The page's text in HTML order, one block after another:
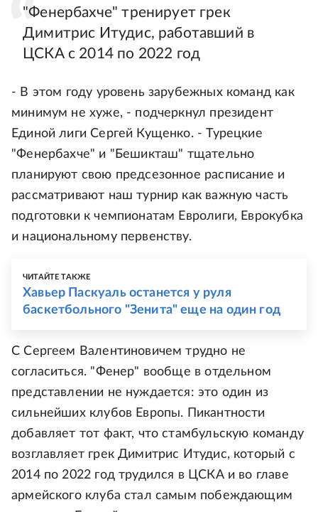
"Фенербахче" тренирует грек
Димитрис Итудис, работавший в
ЦСКА с 2014 по 2022 год
- В этом году уровень зарубежных команд как
минимум не хуже, - подчеркнул президент
Единой лиги Сергей Кущенко. - Турецкие
"Фенербахче" и "Бешикташ" тщательно
планируют свою предсезонное расписание и
рассматривают наш турнир как важную часть
подготовки к чемпионатам Евролиги, Еврокубка
и национальному первенству.
ЧИТАЙТЕ ТАКЖЕ
Хавьер Паскуаль останется у руля
баскетбольного "Зенита" еще на один год
С Сергеем Валентиновичем трудно не
согласиться. "Фенер" вообще в отдельном
представлении не нуждается: это один из
сильнейших клубов Европы. Пикантности
добавляет тот факт, что стамбульскую команду
возглавляет грек Димитрис Итудис, который с
2014 по 2022 год трудился в ЦСКА и во главе
армейского клуба стал самым побеждающим